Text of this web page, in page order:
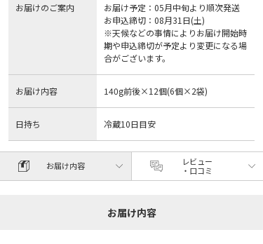
お届けのご案内
お届け予定：05月中旬より順次発送
お申込締切：08月31日(土)
※天候などの事情によりお届け開始時
期や申込締切が予定より変更になる場
合がございます。
お届け内容 140g前後×12個(6個×2袋)
日持ち 冷蔵10日目安
お届け内容
レビュー
・口コミ
お届け内容